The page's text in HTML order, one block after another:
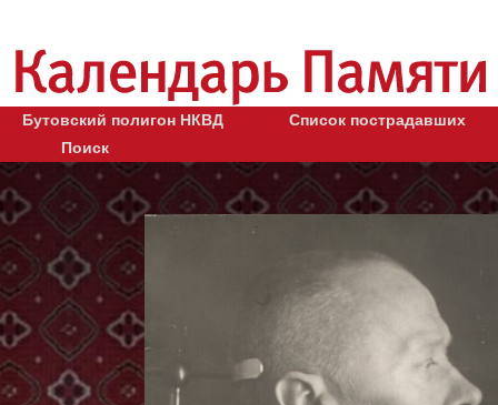
Бутовский полигон НКВД
Список пострадавших
Поиск